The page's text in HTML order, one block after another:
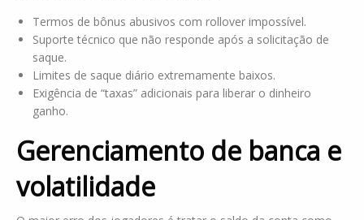
Termos de bônus abusivos com rollover impossível.
Suporte técnico que não responde após a solicitação de
saque.
Limites de saque diário extremamente baixos.
Exigência de “taxas” adicionais para liberar o dinheiro
ganho.
Gerenciamento de banca e
volatilidade